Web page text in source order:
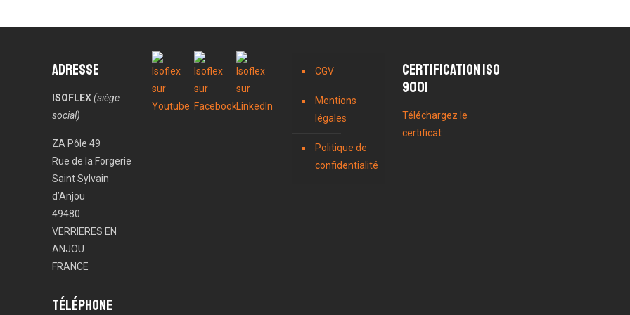
Adresse
ISOFLEX(siège
social)
ZA Pôle 49
Rue de la Forgerie
Saint Sylvain
d’Anjou
49480
VERRIERES EN
ANJOU
FRANCE
Téléphone
CGV
Mentions
légales
Politique de
confidentialité
Certification ISO
9001
Téléchargez le
certificat